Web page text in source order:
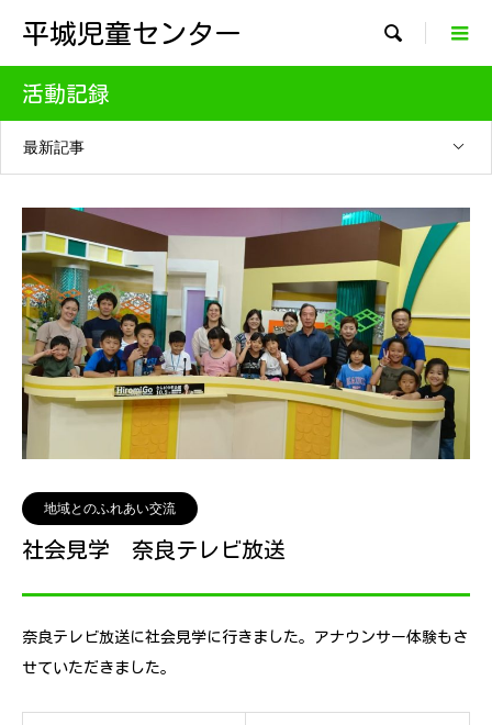
平城児童センター 
活動記録
最新記事
地域とのふれあい交流
社会見学 奈良テレビ放送
奈良テレビ放送に社会見学に行きました。アナウンサー体験もさ
せていただきました。